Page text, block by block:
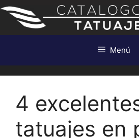
Saltar
contenido
Menú
4
tatuajes en